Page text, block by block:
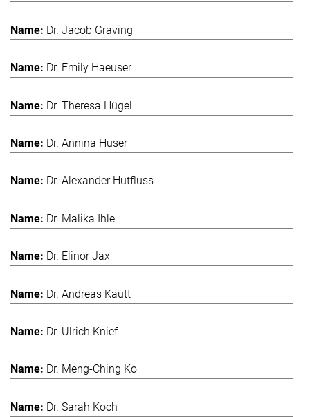
Dr. Jacob Graving
Dr. Emily Haeuser
Dr. Theresa Hügel
Dr. Annina Huser
Dr. Alexander Hutfluss
Dr. Malika Ihle
Dr. Elinor Jax
Dr. Andreas Kautt
Dr. Ulrich Knief
Dr. Meng-Ching Ko
Dr. Sarah Koch